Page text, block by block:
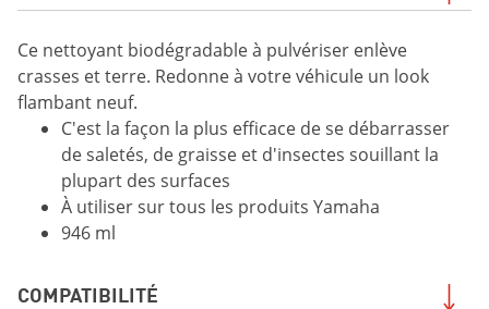
Ce nettoyant biodégradable à pulvériser enlève
crasses et terre. Redonne à votre véhicule un look
flambant neuf.
C'est la façon la plus efficace de se débarrasser
de saletés, de graisse et d'insectes souillant la
plupart des surfaces
À utiliser sur tous les produits Yamaha
946 ml
COMPATIBILITÉ